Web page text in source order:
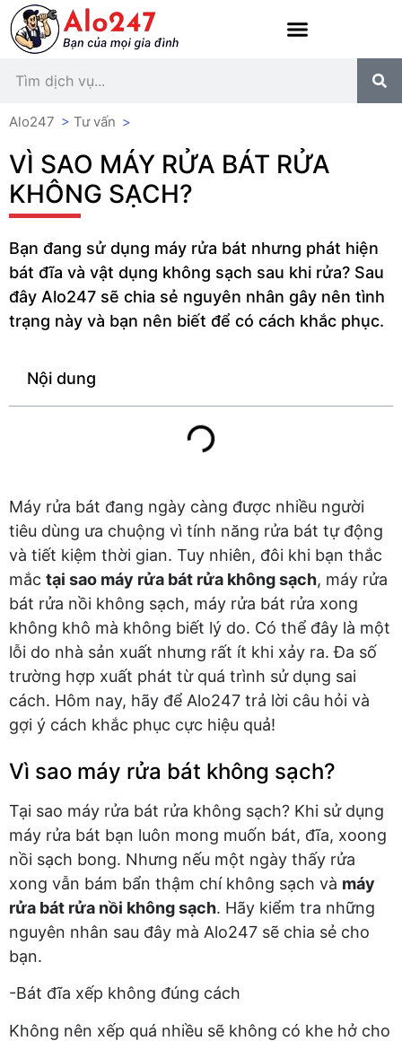
Alo247 > Tư vấn >
VÌ SAO MÁY RỬA BÁT RỬA
KHÔNG SẠCH?
Bạn đang sử dụng máy rửa bát nhưng phát hiện
bát đĩa và vật dụng không sạch sau khi rửa? Sau
đây Alo247 sẽ chia sẻ nguyên nhân gây nên tình
trạng này và bạn nên biết để có cách khắc phục.
Nội dung
Máy rửa bát đang ngày càng được nhiều người
tiêu dùng ưa chuộng vì tính năng rửa bát tự động
và tiết kiệm thời gian. Tuy nhiên, đôi khi bạn thắc
mắc tại sao máy rửa bát rửa không sạch, máy rửa
bát rửa nồi không sạch, máy rửa bát rửa xong
không khô mà không biết lý do. Có thể đây là một
lỗi do nhà sản xuất nhưng rất ít khi xảy ra. Đa số
trường hợp xuất phát từ quá trình sử dụng sai
cách. Hôm nay, hãy để Alo247 trả lời câu hỏi và
gợi ý cách khắc phục cực hiệu quả!
Vì sao máy rửa bát không sạch?
Tại sao máy rửa bát rửa không sạch? Khi sử dụng
máy rửa bát bạn luôn mong muốn bát, đĩa, xoong
nồi sạch bong. Nhưng nếu một ngày thấy rửa
xong vẫn bám bẩn thậm chí không sạch và máy
rửa bát rửa nồi không sạch. Hãy kiểm tra những
nguyên nhân sau đây mà Alo247 sẽ chia sẻ cho
bạn.
-Bát đĩa xếp không đúng cách
Không nên xếp quá nhiều sẽ không có khe hở cho